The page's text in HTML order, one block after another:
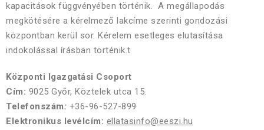
kapacitások függvényében történik. A megállapodás
megkötésére a kérelmező lakcíme szerinti gondozási
központban kerül sor. Kérelem esetleges elutasítása
indokolással írásban történik.t
Központi Igazgatási Csoport
Cím: 9025 Győr, Köztelek utca 15.
Telefonszám: +36-96-527-899
Elektronikus levélcím: ellatasinfo@eeszi.hu